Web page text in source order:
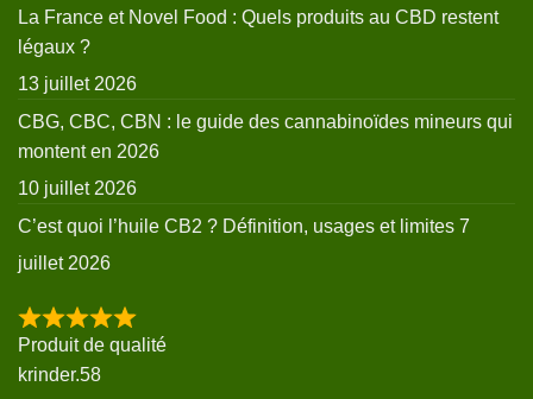
La France et Novel Food : Quels produits au CBD restent
légaux ?
13 juillet 2026
CBG, CBC, CBN : le guide des cannabinoïdes mineurs qui
montent en 2026
10 juillet 2026
C’est quoi l’huile CB2 ? Définition, usages et limites 7
juillet 2026
Produit de qualité
krinder.58